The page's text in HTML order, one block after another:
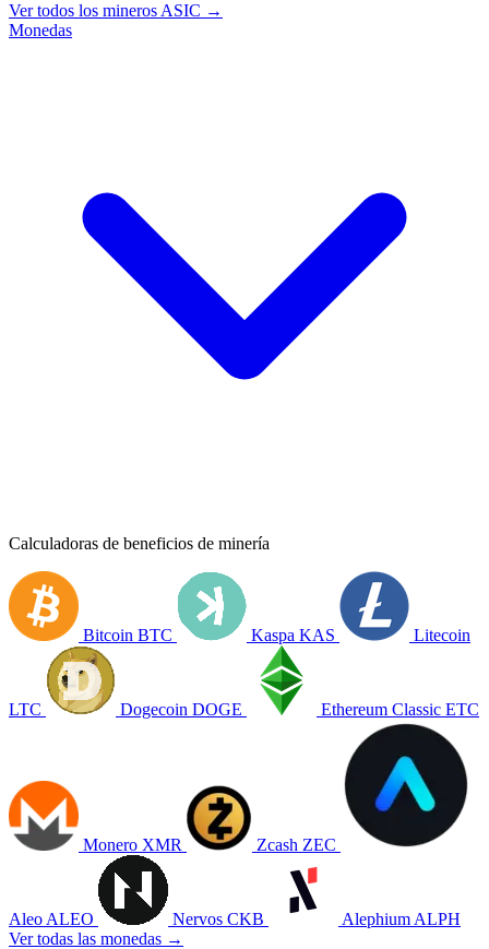
Ver todos los mineros ASIC →
Monedas
Calculadoras de beneficios de minería
Bitcoin BTC Kaspa KAS Litecoin
LTC Dogecoin DOGE Ethereum Classic ETC
Monero XMR Zcash ZEC
Aleo ALEO Nervos CKB Alephium ALPH
Ver todas las monedas →